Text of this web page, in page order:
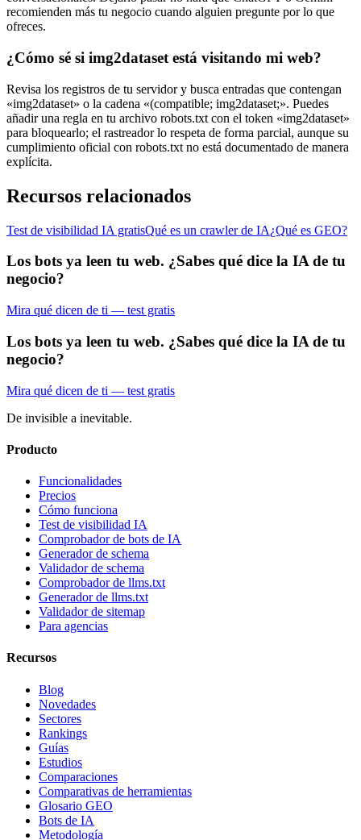
recomienden más tu negocio cuando alguien pregunte por lo que
ofreces.
¿Cómo sé si img2dataset está visitando mi web?
Revisa los registros de tu servidor y busca entradas que contengan
«img2dataset» o la cadena «(compatible; img2dataset;». Puedes
añadir una regla en tu archivo robots.txt con el token «img2dataset»
para bloquearlo; el rastreador lo respeta de forma parcial, aunque su
cumplimiento oficial con robots.txt no está documentado de manera
explícita.
Recursos relacionados
Test de visibilidad IA gratisQué es un crawler de IA¿Qué es GEO?
Los bots ya leen tu web. ¿Sabes qué dice la IA de tu
negocio?
Mira qué dicen de ti — test gratis
Los bots ya leen tu web. ¿Sabes qué dice la IA de tu
negocio?
Mira qué dicen de ti — test gratis
De invisible a inevitable.
Producto
Funcionalidades
Precios
Cómo funciona
Test de visibilidad IA
Comprobador de bots de IA
Generador de schema
Validador de schema
Comprobador de llms.txt
Generador de llms.txt
Validador de sitemap
Para agencias
Recursos
Blog
Novedades
Sectores
Rankings
Guías
Estudios
Comparaciones
Comparativas de herramientas
Glosario GEO
Bots de IA
Metodología